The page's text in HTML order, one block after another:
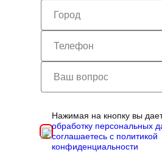
Нажимая на кнопку вы
обработку персональных
соглашаетесь с политикой
конфиденциальности